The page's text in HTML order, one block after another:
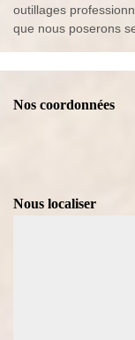
outillages
que nous poserons
Nos coordonnées
Nous localiser